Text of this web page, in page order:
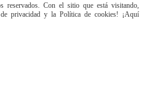
Con el sitio que está visitando,
de privacidad y la Política de cookies! ¡Aquí